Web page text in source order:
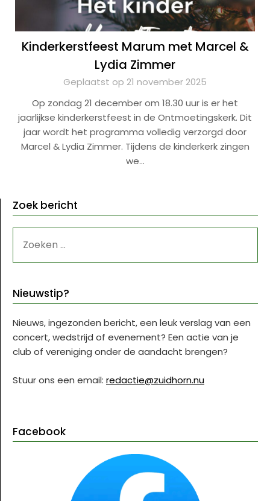
Kinderkerstfeest Marum met Marcel &
Lydia Zimmer
Geplaatst op 21 november 2025
Op zondag 21 december om 18.30 uur is er het
jaarlijkse kinderkerstfeest in de Ontmoetingskerk. Dit
jaar wordt het programma volledig verzorgd door
Marcel & Lydia Zimmer. Tijdens de kinderkerk zingen
we…
Zoek bericht
NAAR:
Nieuwstip?
Nieuws, ingezonden bericht, een leuk verslag van een
concert, wedstrijd of evenement? Een actie van je
club of vereniging onder de aandacht brengen?
Stuur ons een email: redactie@zuidhorn.nu
Facebook